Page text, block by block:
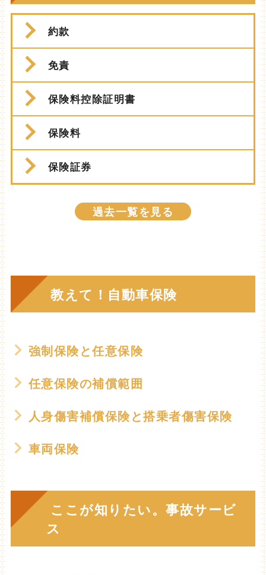
約款
免責
保険料控除証明書
保険料
保険証券
過去一覧を見る
教えて！自動車保険
強制保険と任意保険
任意保険の補償範囲
人身傷害補償保険と搭乗者傷害保険
車両保険
ここが知りたい。事故サービ
ス